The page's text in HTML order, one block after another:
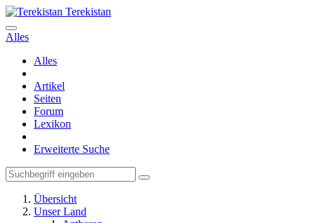
Terekistan
Alles
Alles
Artikel
Seiten
Forum
Lexikon
Erweiterte Suche
Übersicht
Unser Land